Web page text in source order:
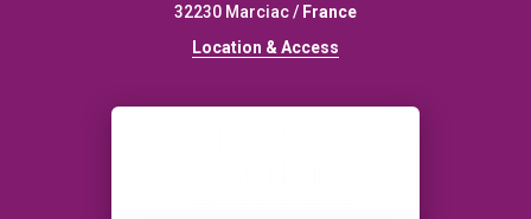
32230 Marciac / France
Location & Access